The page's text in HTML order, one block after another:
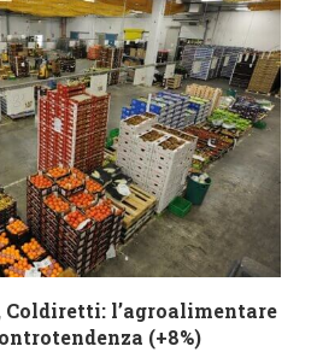
Coldiretti: l’agroalimentare
(+8%)